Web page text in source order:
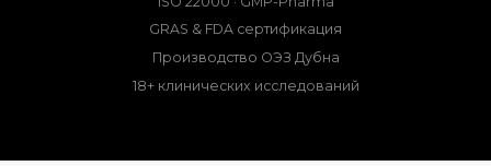
GRAS & FDA сертификация
Производство ОЭЗ Дубна
18+ клинических исследований